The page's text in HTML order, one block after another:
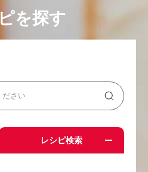
を探す
レシピ検索